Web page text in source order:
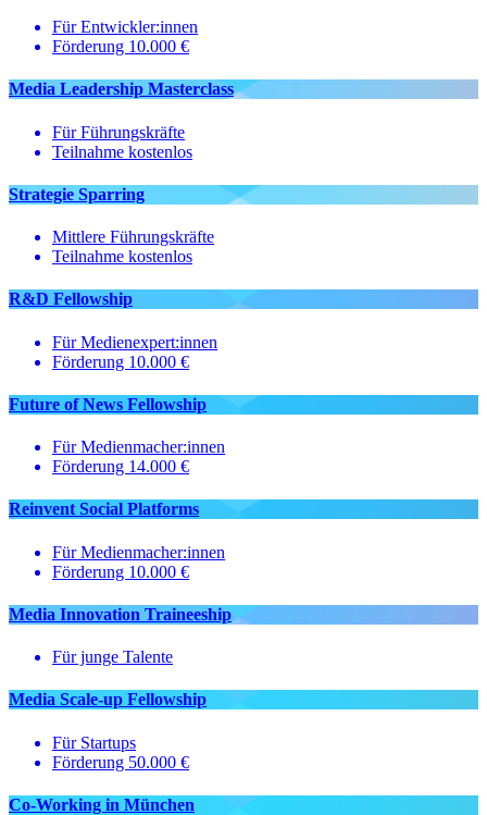
Für Entwickler:innen
Förderung 10.000 €
Media Leadership Masterclass
Für Führungskräfte
Teilnahme kostenlos
Strategie Sparring
Mittlere Führungskräfte
Teilnahme kostenlos
R&D Fellowship
Für Medienexpert:innen
Förderung 10.000 €
Future of News Fellowship
Für Medienmacher:innen
Förderung 14.000 €
Reinvent Social Platforms
Für Medienmacher:innen
Förderung 10.000 €
Media Innovation Traineeship
Für junge Talente
Media Scale‑up Fellowship
Für Startups
Förderung 50.000 €
Co-Working in München